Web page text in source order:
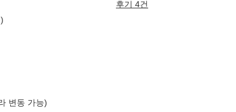
후기 4건
변동 가능)